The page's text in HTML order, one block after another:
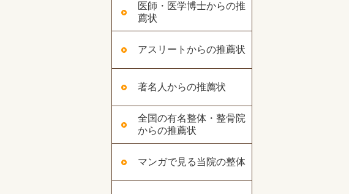
医師・医学博士からの推
薦状
アスリートからの推薦状
著名人からの推薦状
全国の有名整体・整骨院
からの推薦状
マンガで見る当院の整体